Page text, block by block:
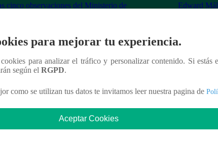
cinco observaciones del Ministerio de
Edward
para mejorar tu experiencia.
para analizar el tráfico y personalizar contenido. Si estás
según el RGPD.
como se utilizan tus datos te invitamos leer nuestra pagina de
Aceptar Cookies